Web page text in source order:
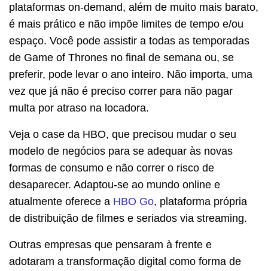
plataformas on-demand, além de muito mais barato,
é mais prático e não impõe limites de tempo e/ou
espaço. Você pode assistir a todas as temporadas
de Game of Thrones no final de semana ou, se
preferir, pode levar o ano inteiro. Não importa, uma
vez que já não é preciso correr para não pagar
multa por atraso na locadora.
Veja o case da HBO, que precisou mudar o seu
modelo de negócios para se adequar às novas
formas de consumo e não correr o risco de
desaparecer. Adaptou-se ao mundo online e
atualmente oferece a HBO Go, plataforma própria
de distribuição de filmes e seriados via streaming.
Outras empresas que pensaram à frente e
adotaram a transformação digital como forma de